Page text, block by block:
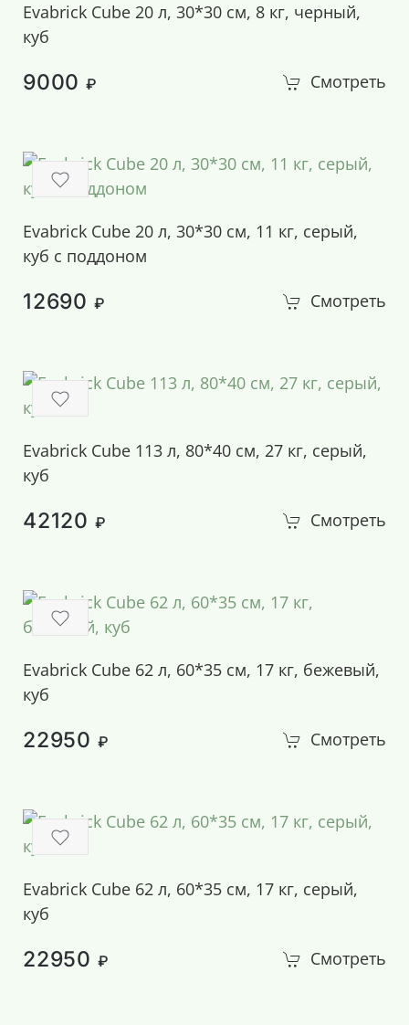
Evabrick Cube 20 л, 30*30 см, 8 кг, черный,
куб
9000 ₽ Смотреть
Evabrick Cube 20 л, 30*30 см, 11 кг, серый,
куб с поддоном
12690 ₽ Смотреть
Evabrick Cube 113 л, 80*40 см, 27 кг, серый,
куб
42120 ₽ Смотреть
Evabrick Cube 62 л, 60*35 см, 17 кг, бежевый,
куб
22950 ₽ Смотреть
Evabrick Cube 62 л, 60*35 см, 17 кг, серый,
куб
22950 ₽ Смотреть